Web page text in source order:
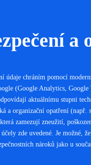
a
údaje chráním pomocí
(Google Analytics,
aktuálnímu stupni
a organizační opatření
zamezují zneužití,
zde uvedené. Je možné,
nároků jako u